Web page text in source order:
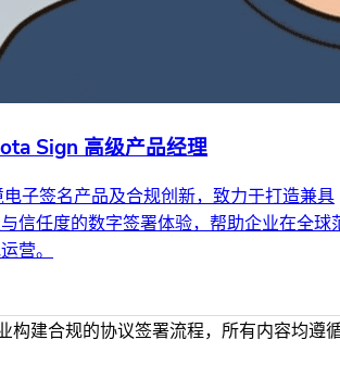
Sign 高级产品经理
子签名产品及合规创新，致力于打造兼具
信任度的数字签署体验，帮助企业在全球
营。
构建合规的协议签署流程，所有内容均遵